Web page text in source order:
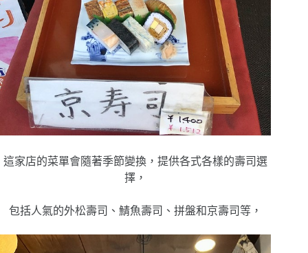
這家店的菜單會隨著季節變換，提供各式各樣的壽司選
擇，
包括人氣的外松壽司、鯖魚壽司、拼盤和京壽司等，